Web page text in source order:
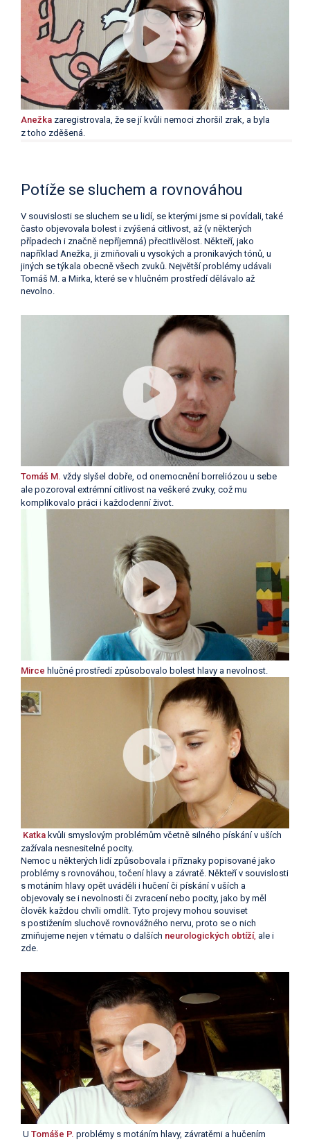
Anežka zaregistrovala, že se jí kvůli nemoci zhoršil zrak, a byla
z toho zděšená.
Potíže se sluchem a rovnováhou
V souvislosti se sluchem se u lidí, se kterými jsme si povídali, také
často objevovala bolest i zvýšená citlivost, až (v některých
případech i značně nepříjemná) přecitlivělost. Někteří, jako
například Anežka, ji zmiňovali u vysokých a pronikavých tónů, u
jiných se týkala obecně všech zvuků. Největší problémy udávali
Tomáš M. a Mirka, které se v hlučném prostředí dělávalo až
nevolno.
Tomáš M. vždy slyšel dobře, od onemocnění borreliózou u sebe
ale pozoroval extrémní citlivost na veškeré zvuky, což mu
komplikovalo práci i každodenní život.
Mirce hlučné prostředí způsobovalo bolest hlavy a nevolnost.
Katka kvůli smyslovým problémům včetně silného pískání v uších
zažívala nesnesitelné pocity.
Nemoc u některých lidí způsobovala i příznaky popisované jako
problémy s rovnováhou, točení hlavy a závratě. Někteří v souvislosti
s motáním hlavy opět uváděli i hučení či pískání v uších a
objevovaly se i nevolnosti či zvracení nebo pocity, jako by měl
člověk každou chvíli omdlít. Tyto projevy mohou souviset
s postižením sluchově rovnovážného nervu, proto se o nich
zmiňujeme nejen v tématu o dalších neurologických obtíží, ale i
zde.
U Tomáše P. problémy s motáním hlavy, závratěmi a hučením